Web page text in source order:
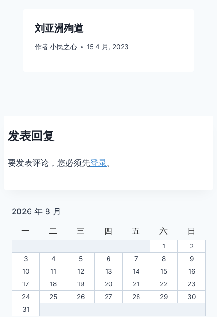
刘亚洲殉道
作者小民之心 15 4 月, 2023
发表回复
要发表评论，您必须先登录。
2026 年 8 月
一
二 三 四 五 六 日
1
2
3
4 5 6 7 8
9
10
11 12 13 14 15
16
17
18 19 20 21 22
23
24
25 26 27 28 29
30
31